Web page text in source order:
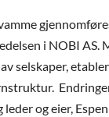
i NOBI AS.
selskaper,
og eier,